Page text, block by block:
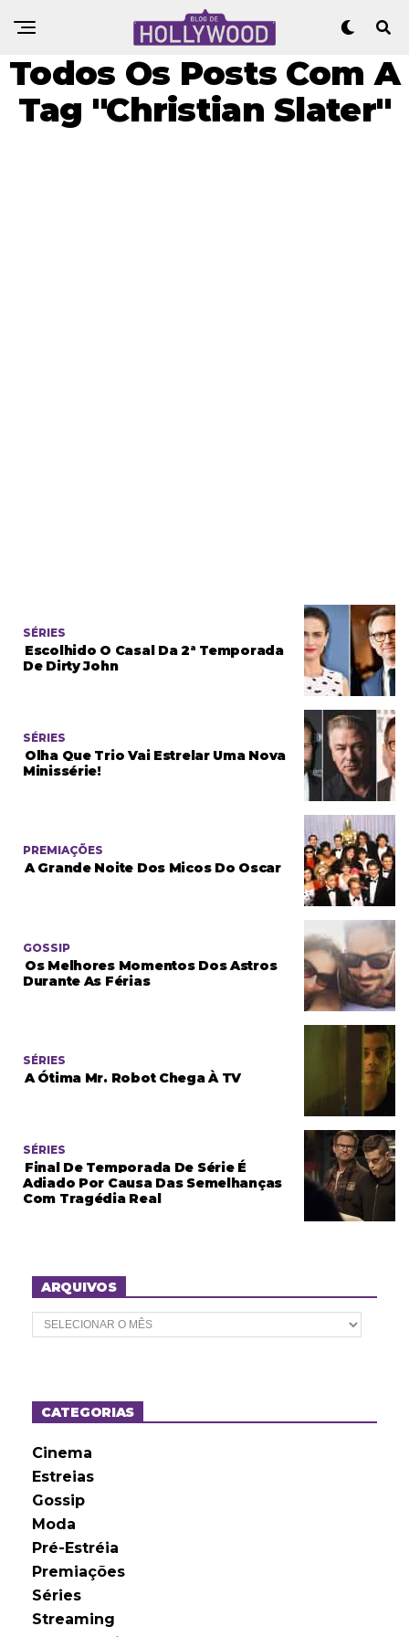
Todos Os Posts Com A
Tag "Christian Slater"
SÉRIES
Escolhido O Casal Da 2ª Temporada
De Dirty John
SÉRIES
Olha Que Trio Vai Estrelar Uma Nova
Minissérie!
PREMIAÇÕES
A Grande Noite Dos Micos Do Oscar
GOSSIP
Os Melhores Momentos Dos Astros
Durante As Férias
SÉRIES
A Ótima Mr. Robot Chega À TV
SÉRIES
Final De Temporada De Série É
Adiado Por Causa Das Semelhanças
Com Tragédia Real
ARQUIVOS
A
r
o
sCATEGORIAS
Cinema
Estreias
Gossip
Moda
Pré-Estréia
Premiações
Séries
Streaming